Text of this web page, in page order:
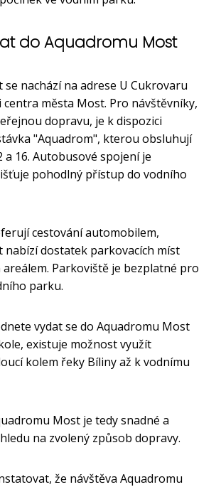
do Aquadromu Most
nachází na adrese U Cukrovaru
centra města Most. Pro návštěvníky,
dopravu, je k dispozici
"Aquadrom", kterou obsluhují
a 16. Autobusové spojení je
pohodlný přístup do vodního
cestování automobilem,
nabízí dostatek parkovacích míst
Parkoviště je bezplatné pro
parku.
vydat se do Aquadromu Most
existuje možnost využít
kolem řeky Bíliny až k vodnímu
Most je tedy snadné a
na zvolený způsob dopravy.
že návštěva Aquadromu